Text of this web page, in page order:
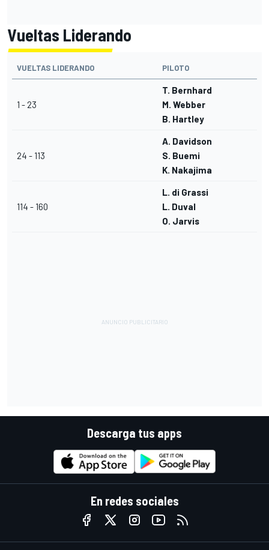
Vueltas Liderando
VUELTAS LIDERANDO PILOTO
1 - 23
T. Bernhard
M. Webber
B. Hartley
24 - 113
A. Davidson
S. Buemi
K. Nakajima
114 - 160
L. di Grassi
L. Duval
O. Jarvis
Descarga tus apps
En redes sociales